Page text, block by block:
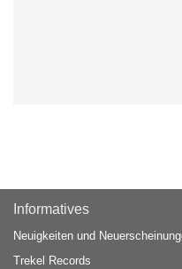
Informatives
Neuigkeiten und
Trekel Records